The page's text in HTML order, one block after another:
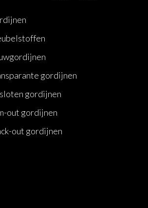
gordijnen
gordijnen
out gordijnen
out gordijnen